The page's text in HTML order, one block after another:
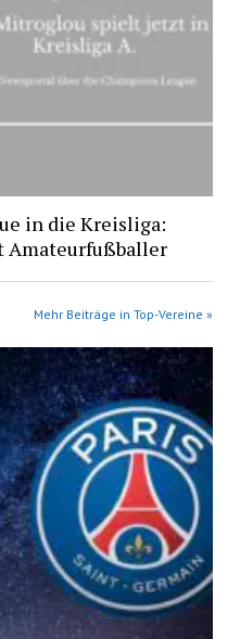
in die Kreisliga:
Amateurfußballer
Mehr Beiträge in Top-Vereine »